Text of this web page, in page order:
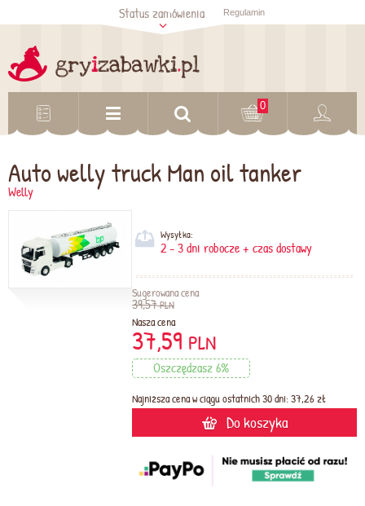
Sprawdź status
zamówienia
Status zamówienia Regulamin
0
Auto welly truck Man oil tanker
Welly
Wysyłka:
2 - 3 dni robocze + czas dostawy
Sugerowana cena
39,57PLN
Nasza cena
37,59 PLN
Oszczędzasz 6%
Najniższa cena w ciągu ostatnich 30 dni: 37,26 zł
Do koszyka